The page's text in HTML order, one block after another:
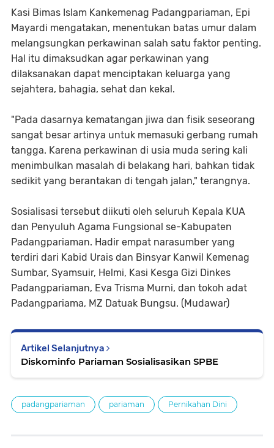
Kasi Bimas Islam Kankemenag Padangpariaman, Epi
Mayardi mengatakan, menentukan batas umur dalam
melangsungkan perkawinan salah satu faktor penting.
Hal itu dimaksudkan agar perkawinan yang
dilaksanakan dapat menciptakan keluarga yang
sejahtera, bahagia, sehat dan kekal.
"Pada dasarnya kematangan jiwa dan fisik seseorang
sangat besar artinya untuk memasuki gerbang rumah
tangga. Karena perkawinan di usia muda sering kali
menimbulkan masalah di belakang hari, bahkan tidak
sedikit yang berantakan di tengah jalan," terangnya.
Sosialisasi tersebut diikuti oleh seluruh Kepala KUA
dan Penyuluh Agama Fungsional se-Kabupaten
Padangpariaman. Hadir empat narasumber yang
terdiri dari Kabid Urais dan Binsyar Kanwil Kemenag
Sumbar, Syamsuir, Helmi, Kasi Kesga Gizi Dinkes
Padangpariaman, Eva Trisma Murni, dan tokoh adat
Padangpariama, MZ Datuak Bungsu. (Mudawar)
Artikel Selanjutnya
Diskominfo Pariaman Sosialisasikan SPBE
padangpariaman pariaman Pernikahan Dini